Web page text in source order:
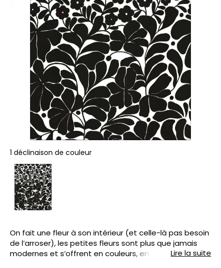
1 déclinaison de couleur
On fait une fleur à son intérieur (et celle-là pas besoin
de l’arroser), les petites fleurs sont plus que jamais
modernes et s’offrent en couleurs, en monochrome,
Lire la suite